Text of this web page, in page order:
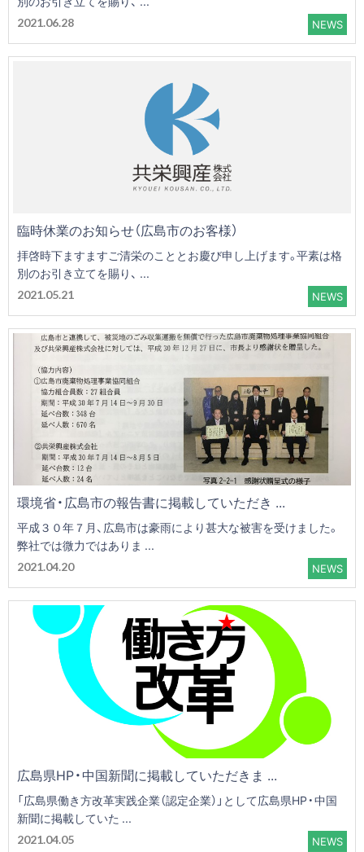
2021.06.28 NEWS
臨時休業のお知らせ（広島市のお客様）
拝啓時下ますますご清栄のこととお慶び申し上げます。平素は格
別のお引き立てを賜り、 ...
2021.05.21 NEWS
環境省・広島市の報告書に掲載していただき ...
平成３０年７月、広島市は豪雨により甚大な被害を受けました。
弊社では微力ではありま ...
2021.04.20 NEWS
広島県HP・中国新聞に掲載していただきま ...
「広島県働き方改革実践企業（認定企業）」として広島県HP・中国
新聞に掲載していた ...
2021.04.05 NEWS